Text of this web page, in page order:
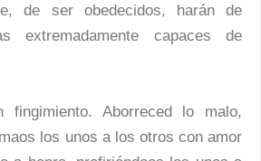
de ser obedecidos, harán de
extremadamente capaces de
Aborreced lo malo,
los unos a los otros con amor